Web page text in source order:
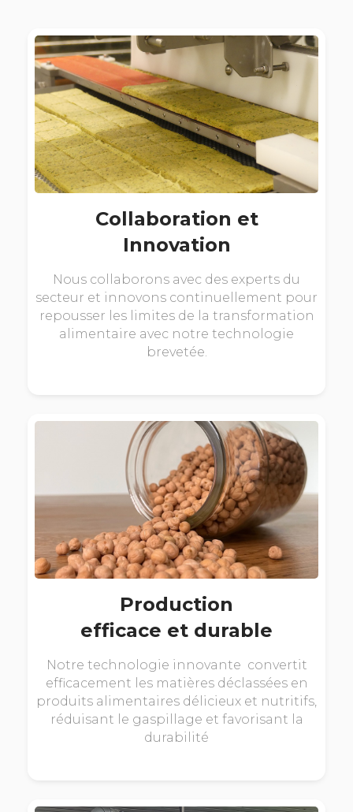
Collaboration et
Innovation
Nous collaborons avec des experts du
secteur et innovons continuellement pour
repousser les limites de la transformation
alimentaire avec notre technologie
brevetée.
Production
efficace et durable
Notre technologie innovante convertit
efficacement les matières déclassées en
produits alimentaires délicieux et nutritifs,
réduisant le gaspillage et favorisant la
durabilité